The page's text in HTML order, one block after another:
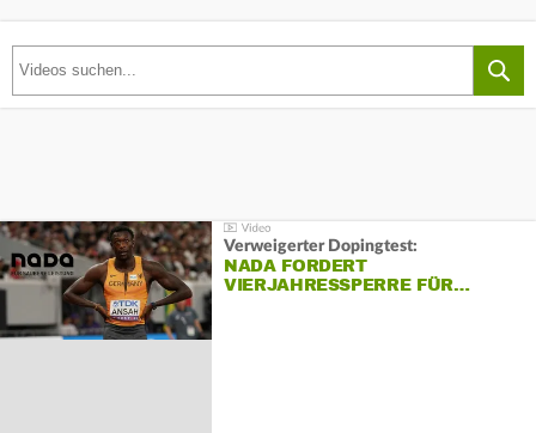
Verweigerter Dopingtest:
NADA FORDERT
VIERJAHRESSPERRE FÜR…